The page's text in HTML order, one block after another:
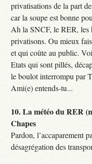
privatisations de la part
car la soupe est bonne
Ah la SNCF, le RER, les
privatisons. Ou mieux
et qui coûte au public.
Etats qui sont pillés,
le boulot interrompu par
Ami(e) entends-tu...
10.La météo du RER
Chapes
Pardon, l’accaparement
désagrégation des